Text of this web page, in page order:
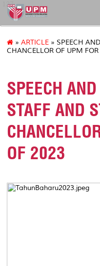
127
» ARTICLE » SPEECH
CHANCELLOR OF UPM
SPEECH
STAFF AND
OF 2023